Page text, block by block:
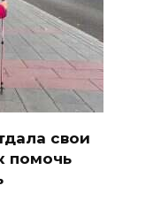
свои
помочь